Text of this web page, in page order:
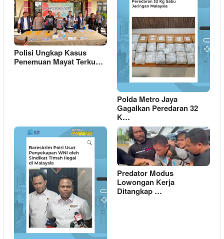
Polisi Ungkap Kasus
Penemuan Mayat Terku…
Polda Metro Jaya
Gagalkan Peredaran 32
K…
Predator Modus
Lowongan Kerja
Ditangkap …